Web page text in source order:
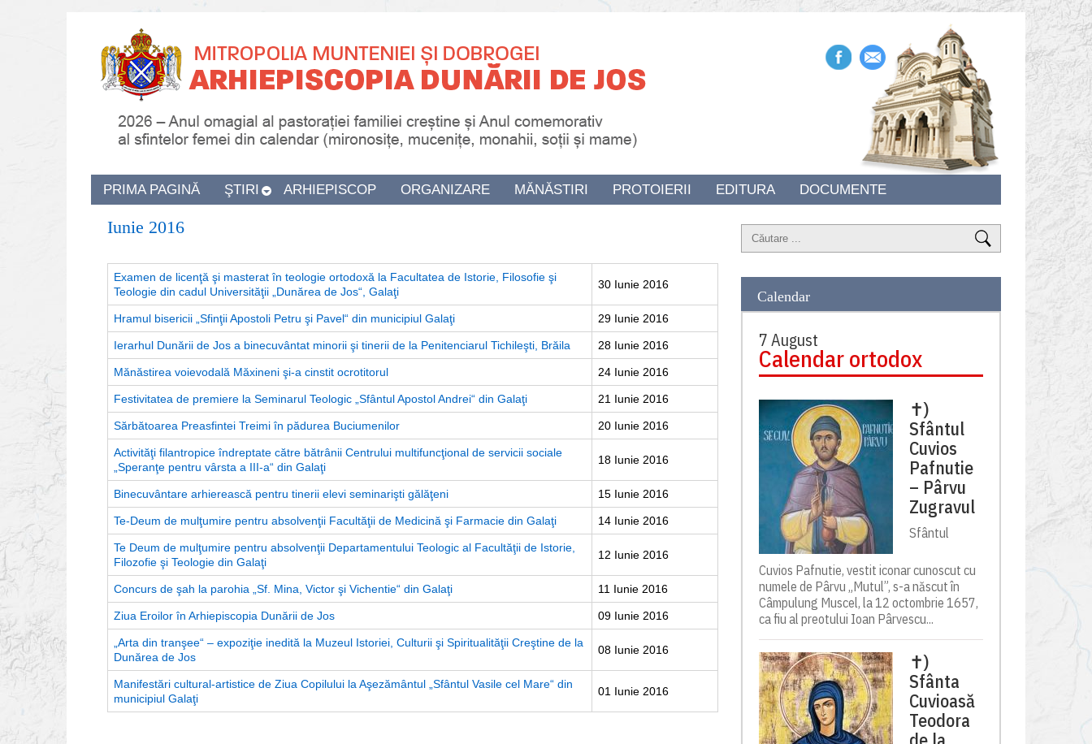
PRIMA PAGINĂ ŞTIRI ARHIEPISCOP ORGANIZARE MĂNĂSTIRI PROTOIERII EDITURA DOCUMENTE
Iunie 2016
Examen de licenţă şi masterat în teologie ortodoxă la Facultatea de Istorie, Filosofie şi
Teologie din cadul Universităţii „Dunărea de Jos“, Galaţi
30 Iunie 2016
Hramul bisericii „Sfinţii Apostoli Petru şi Pavel“ din municipiul Galaţi 29 Iunie 2016
Ierarhul Dunării de Jos a binecuvântat minorii şi tinerii de la Penitenciarul Tichileşti, Brăila 28 Iunie 2016
Mănăstirea voievodală Măxineni şi-a cinstit ocrotitorul 24 Iunie 2016
Festivitatea de premiere la Seminarul Teologic „Sfântul Apostol Andrei“ din Galaţi 21 Iunie 2016
Sărbătoarea Preasfintei Treimi în pădurea Buciumenilor 20 Iunie 2016
Activităţi filantropice îndreptate către bătrânii Centrului multifuncţional de servicii sociale
„Speranţe pentru vârsta a III-a“ din Galaţi
18 Iunie 2016
Binecuvântare arhierească pentru tinerii elevi seminarişti gălăţeni 15 Iunie 2016
Te-Deum de mulţumire pentru absolvenţii Facultăţii de Medicină şi Farmacie din Galaţi 14 Iunie 2016
Te Deum de mulţumire pentru absolvenţii Departamentului Teologic al Facultăţii de Istorie,
Filozofie şi Teologie din Galaţi
12 Iunie 2016
Concurs de şah la parohia „Sf. Mina, Victor şi Vichentie“ din Galaţi 11 Iunie 2016
Ziua Eroilor în Arhiepiscopia Dunării de Jos 09 Iunie 2016
„Arta din tranşee“ – expoziţie inedită la Muzeul Istoriei, Culturii şi Spiritualităţii Creştine de la
Dunărea de Jos
08 Iunie 2016
Manifestări cultural-artistice de Ziua Copilului la Aşezământul „Sfântul Vasile cel Mare“ din
municipiul Galaţi
01 Iunie 2016
Calendar
7 August
Calendar ortodox
✝)
Sfântul
Cuvios
Pafnutie
– Pârvu
Zugravul
Sfântul
Cuvios Pafnutie, vestit iconar cunoscut cu
numele de Pârvu „Mutul”, s-a născut în
Câmpulung Muscel, la 12 octombrie 1657,
ca fiu al preotului Ioan Pârvescu...
✝)
Sfânta
Cuvioasă
Teodora